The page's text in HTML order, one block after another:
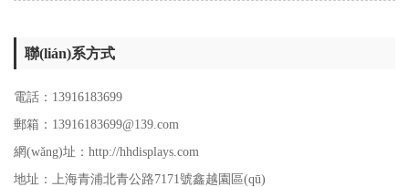
聯(lián)系方式
電話：13916183699
郵箱：13916183699@139.com
網(wǎng)址：http://hhdisplays.com
地址：上海青浦北青公路7171號鑫越園區(qū)